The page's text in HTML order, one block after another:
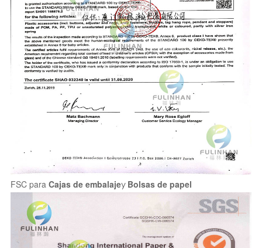
FSC para Cajas de embalajey Bolsas de papel